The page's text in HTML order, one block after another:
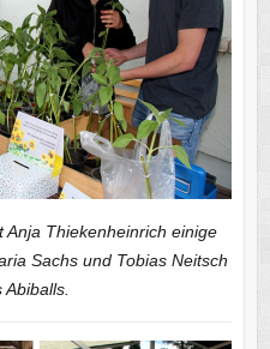
Thiekenheinrich einige
Sachs und Tobias Neitsch